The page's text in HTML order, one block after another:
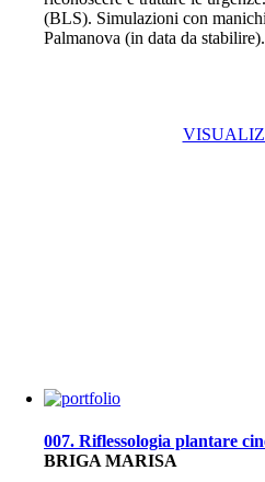
(BLS). Simulazioni con
Palmanova (in data da stabilire).
007. Riflessologia plantare
BRIGA MARISA